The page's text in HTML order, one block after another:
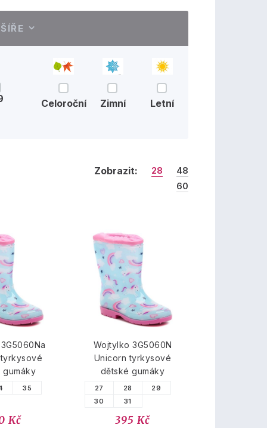
ŠÍŘE
Celoroční Zimní Letní
Zobrazit: 28
48
60
gumáky
35
Kč
Wojtylko 3G5060N
Unicorn tyrkysové
dětské gumáky
27 28
29
30
31
395 Kč